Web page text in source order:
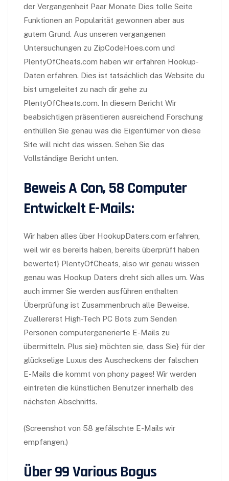
der Vergangenheit Paar Monate Dies tolle Seite
Funktionen an Popularität gewonnen aber aus
gutem Grund. Aus unseren vergangenen
Untersuchungen zu ZipCodeHoes.com und
PlentyOfCheats.com haben wir erfahren Hookup-
Daten erfahren. Dies ist tatsächlich das Website du
bist umgeleitet zu nach dir gehe zu
PlentyOfCheats.com. In diesem Bericht Wir
beabsichtigen präsentieren ausreichend Forschung
enthüllen Sie genau was die Eigentümer von diese
Site will nicht das wissen. Sehen Sie das
Vollständige Bericht unten.
Beweis A Con, 58 Computer
Entwickelt E-Mails:
Wir haben alles über HookupDaters.com erfahren,
weil wir es bereits haben, bereits überprüft haben
bewertet} PlentyOfCheats, also wir genau wissen
genau was Hookup Daters dreht sich alles um. Was
auch immer Sie werden ausführen enthalten
Überprüfung ist Zusammenbruch alle Beweise.
Zuallererst High-Tech PC Bots zum Senden
Personen computergenerierte E-Mails zu
übermitteln. Plus sie} möchten sie, dass Sie} für der
glückselige Luxus des Auscheckens der falschen
E-Mails die kommt von phony pages! Wir werden
eintreten die künstlichen Benutzer innerhalb des
nächsten Abschnitts.
(Screenshot von 58 gefälschte E-Mails wir
empfangen.)
Über 99 Various Bogus